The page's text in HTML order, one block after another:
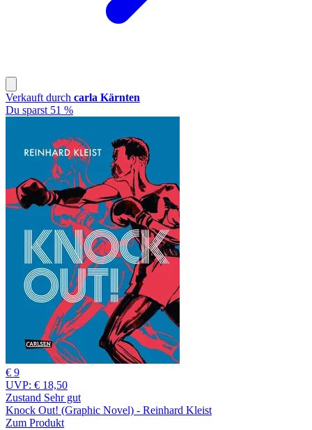
Verkauft durch carla Kärnten
Du sparst 51 %
€ 9
UVP: € 18,50
Zustand Sehr gut
Knock Out! (Graphic Novel) - Reinhard Kleist
Zum Produkt